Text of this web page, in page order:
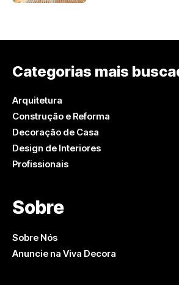
Categorias mais
Arquitetura
Construção e Reforma
Decoração de Casa
Design de Interiores
Profissionais
Sobre
Sobre Nós
Anuncie na Viva Decora